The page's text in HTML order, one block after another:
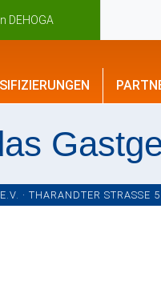
DEHOGA
· THARANDTER STRASSE